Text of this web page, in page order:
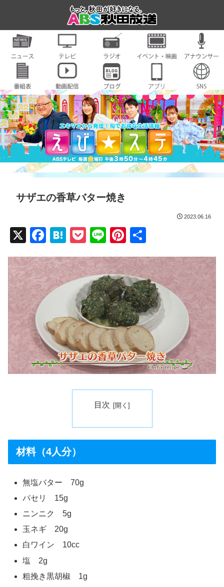
サザエの香草バター焼き
2023.06.16
X
F
c
e
b
o
o
k
H
e
n
a
P
ck
et
Li
e
Pi
er
e
st
目次
材料（4人分）
無塩バター 70g
パセリ 15g
ニンニク 5g
玉ネギ 20g
白ワイン 10cc
塩 2g
粗挽き黒胡椒 1g